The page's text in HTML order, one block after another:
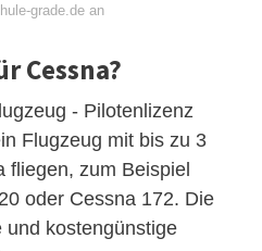
grade.de an
Cessna?
- Pilotenlizenz
Flugzeug mit bis zu 3
fliegen, zum Beispiel
oder Cessna 172. Die
und kostengünstige